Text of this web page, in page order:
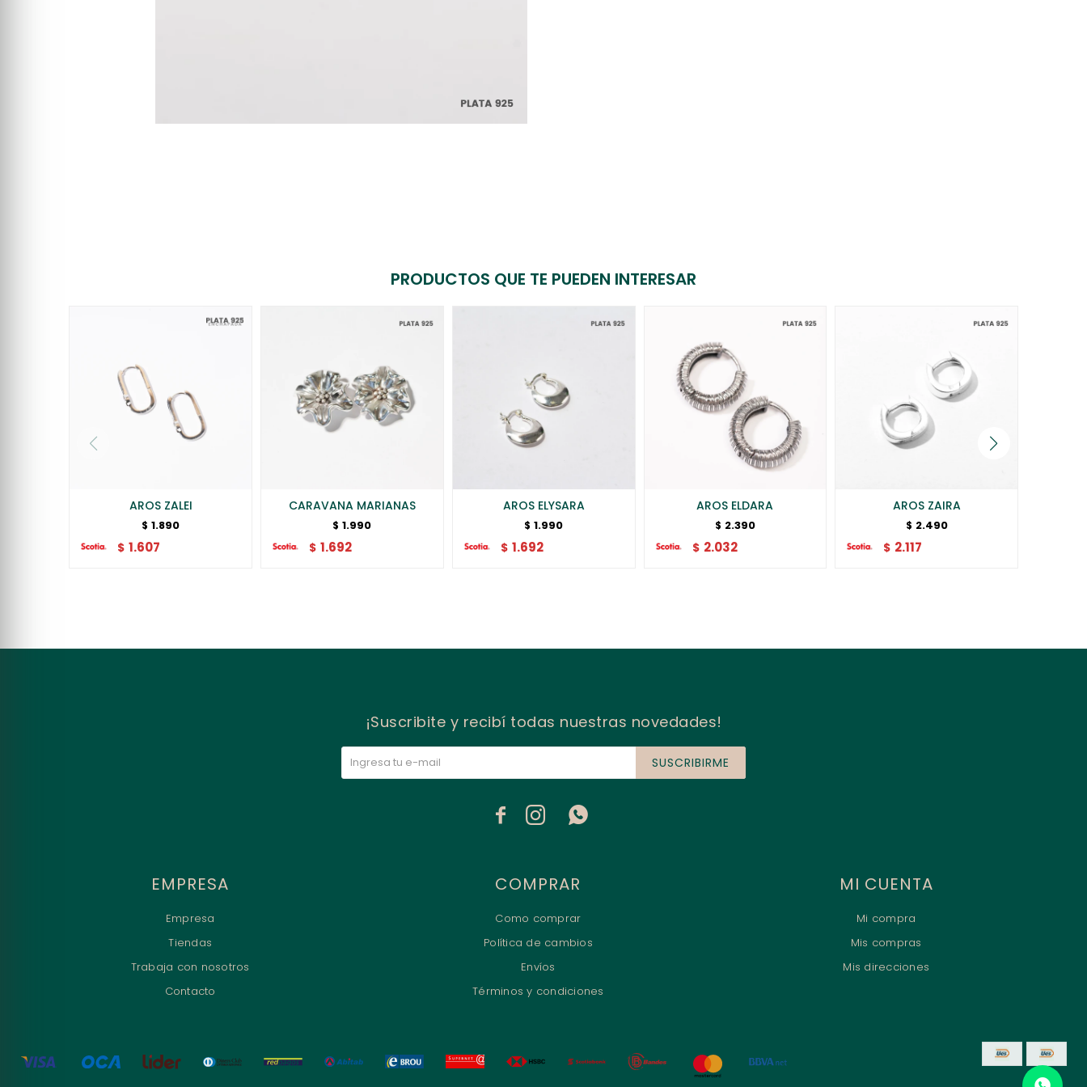
PRODUCTOS QUE TE PUEDEN INTERESAR
AROS ZALEI
$ 1.890
$ 1.607
CARAVANA MARIANAS
$ 1.990
$ 1.692
AROS ELYSARA
$ 1.990
$ 1.692
AROS ELDARA
$ 2.390
$ 2.032
AROS ZAIRA
$ 2.490
$ 2.117
EMPRESA
Empresa
Tiendas
Trabaja con nosotros
Contacto
COMPRAR
Como comprar
Política de cambios
Envíos
Términos y condiciones
MI CUENTA
Mi compra
Mis compras
Mis direcciones
¡Suscribite y recibí todas nuestras novedades!
SUSCRIBIRME
  